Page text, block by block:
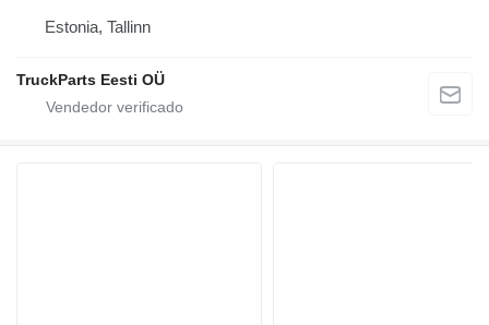
Estonia, Tallinn
TruckParts Eesti OÜ